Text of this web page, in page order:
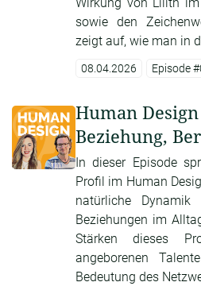
sowie den
zeigt auf, wie man in
08.04.2026 Episode
Human
Beziehung,
In dieser Episode
Profil im Human
natürliche Dynamik
Beziehungen im
Stärken dieses
angeborenen
Bedeutung des